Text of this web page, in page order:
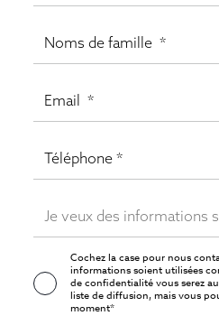
Cochez la case pour nous
informations soient utilisées
de confidentialitévous serez
liste de diffusion, mais vous
moment*